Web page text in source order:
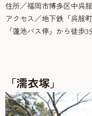
住所／福岡市博多区中呉
アクセス／地下鉄「呉服
「蓮池バス停」から徒歩
「濡衣塚」